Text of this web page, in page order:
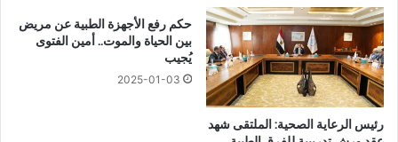
س
ن
ا
ن
ب
أ
م
ن
ا
ت
خ
ف
ي
ةرئيس الرعاية الصحية: الملتقى شهد
حكم رفع الأجهزة الطبية عن مريض
بين الحياة والموت.. أمين الفتوى
يُجيب
2025-01-03